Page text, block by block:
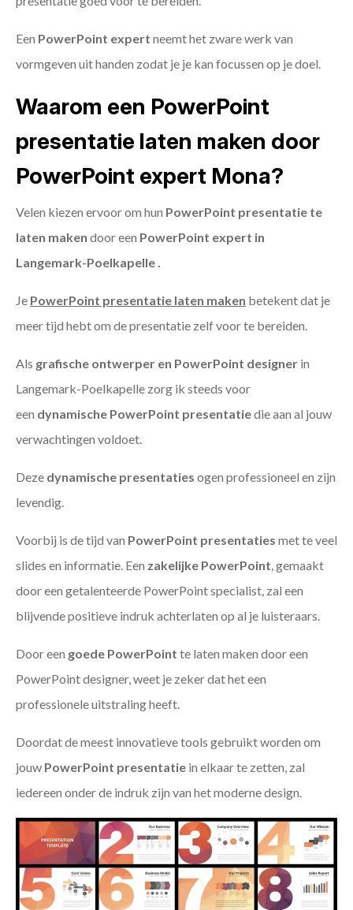
Een PowerPoint expert neemt het zware werk van
vormgeven uit handen zodat je je kan focussen op je doel.
Waarom een PowerPoint
presentatie laten maken door
PowerPoint expert Mona?
Velen kiezen ervoor om hun PowerPoint presentatie te
laten maken door een PowerPoint expert in
Langemark-Poelkapelle .
Je PowerPoint presentatie laten maken betekent dat je
meer tijd hebt om de presentatie zelf voor te bereiden.
Als grafische ontwerper en PowerPoint designer in
Langemark-Poelkapelle zorg ik steeds voor
een dynamische PowerPoint presentatiedie aan al jouw
verwachtingen voldoet.
Deze dynamische presentaties ogen professioneel en zijn
levendig.
Voorbij is de tijd van PowerPoint presentaties met te veel
slides en informatie. Een zakelijke PowerPoint, gemaakt
door een getalenteerde PowerPoint specialist, zal een
blijvende positieve indruk achterlaten op al je luisteraars.
Door een goede PowerPoint te laten maken door een
PowerPoint designer, weet je zeker dat het een
professionele uitstraling heeft.
Doordat de meest innovatieve tools gebruikt worden om
jouw PowerPoint presentatie in elkaar te zetten, zal
iedereen onder de indruk zijn van het moderne design.